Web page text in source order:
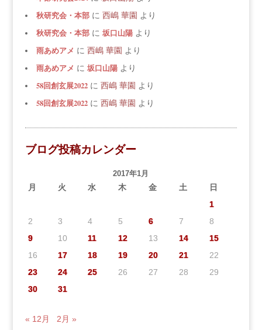
秋研究会・本部に 西嶋 華園 より
秋研究会・本部に 坂口山陽より
雨あめアメ に 西嶋 華園 より
雨あめアメ に 坂口山陽より
58回創玄展2022に 西嶋 華園 より
58回創玄展2022に 西嶋 華園 より
ブログ投稿カレンダー
2017年1月
月 火 水 木 金 土
日
1
2
3 4 5 6 7
8
9
10 11 12 13 14
15
16
17 18 19 20 21
22
23
24 25 26 27 28
29
30
31
« 12月 2月 »